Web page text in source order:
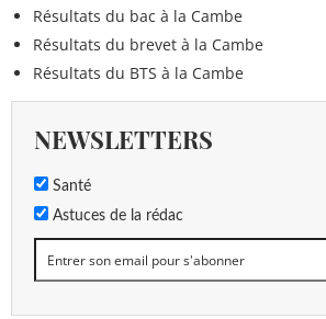
Résultats du bac à la Cambe
Résultats du brevet à la Cambe
Résultats du BTS à la Cambe
NEWSLETTERS
Santé
Astuces de la rédac